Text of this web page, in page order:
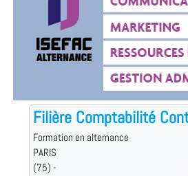
Filière Comptabilité
Formation en alternance
PARIS
(75) -